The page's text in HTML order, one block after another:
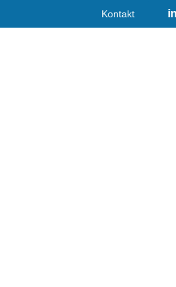
Kontakt